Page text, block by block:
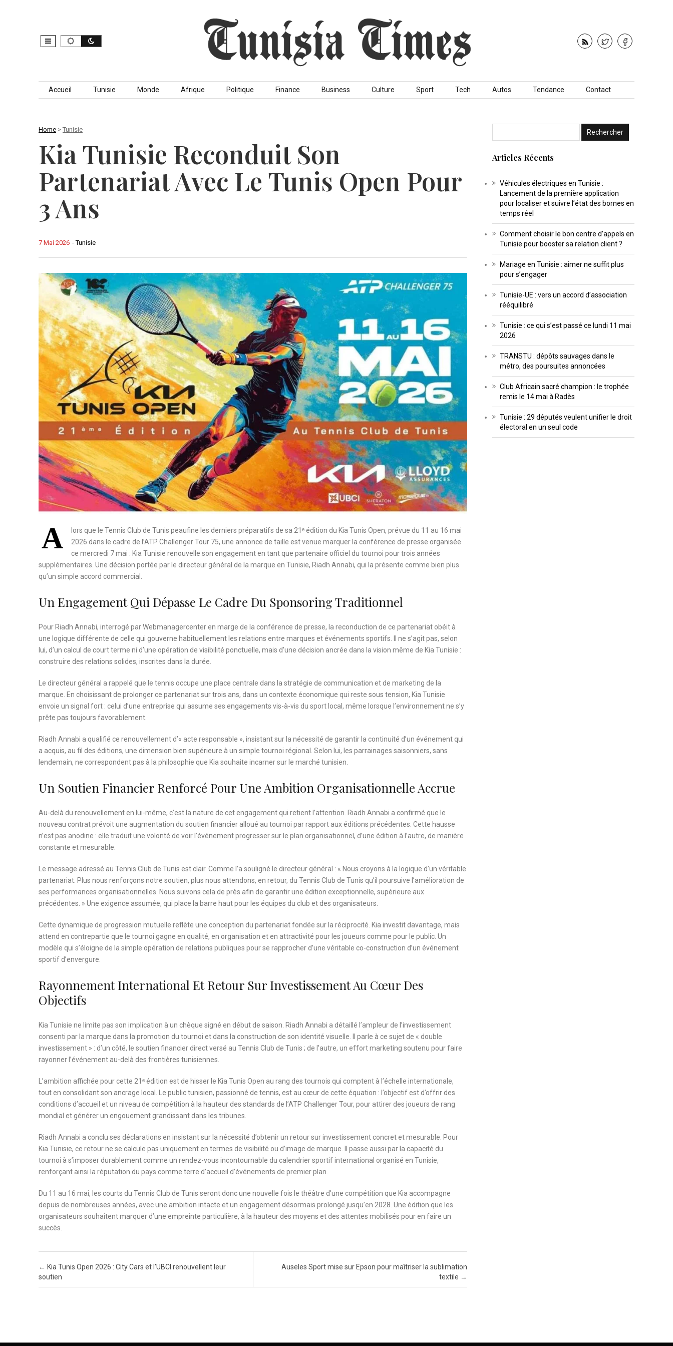
Skip to content
Accueil Tunisie Monde Afrique Politique Finance Business Culture Sport Tech Autos Tendance Contact
Home > Tunisie
Kia Tunisie Reconduit Son
Partenariat Avec Le Tunis Open Pour
3 Ans
-Tunisie
7 Mai 2026
A
lors que le Tennis Club de Tunis peaufine les derniers préparatifs de sa 21ᵉ édition du Kia Tunis Open, prévue du 11 au 16 mai
2026 dans le cadre de l’ATP Challenger Tour 75, une annonce de taille est venue marquer la conférence de presse organisée
ce mercredi 7 mai : Kia Tunisie renouvelle son engagement en tant que partenaire officiel du tournoi pour trois années
supplémentaires. Une décision portée par le directeur général de la marque en Tunisie, Riadh Annabi, qui la présente comme bien plus
qu’un simple accord commercial.
Un Engagement Qui Dépasse Le Cadre Du Sponsoring Traditionnel
Pour Riadh Annabi, interrogé par Webmanagercenter en marge de la conférence de presse, la reconduction de ce partenariat obéit à
une logique différente de celle qui gouverne habituellement les relations entre marques et événements sportifs. Il ne s’agit pas, selon
lui, d’un calcul de court terme ni d’une opération de visibilité ponctuelle, mais d’une décision ancrée dans la vision même de Kia Tunisie :
construire des relations solides, inscrites dans la durée.
Le directeur général a rappelé que le tennis occupe une place centrale dans la stratégie de communication et de marketing de la
marque. En choisissant de prolonger ce partenariat sur trois ans, dans un contexte économique qui reste sous tension, Kia Tunisie
envoie un signal fort : celui d’une entreprise qui assume ses engagements vis-à-vis du sport local, même lorsque l’environnement ne s’y
prête pas toujours favorablement.
Riadh Annabi a qualifié ce renouvellement d’« acte responsable », insistant sur la nécessité de garantir la continuité d’un événement qui
a acquis, au fil des éditions, une dimension bien supérieure à un simple tournoi régional. Selon lui, les parrainages saisonniers, sans
lendemain, ne correspondent pas à la philosophie que Kia souhaite incarner sur le marché tunisien.
Un Soutien Financier Renforcé Pour Une Ambition Organisationnelle Accrue
Au-delà du renouvellement en lui-même, c’est la nature de cet engagement qui retient l’attention. Riadh Annabi a confirmé que le
nouveau contrat prévoit une augmentation du soutien financier alloué au tournoi par rapport aux éditions précédentes. Cette hausse
n’est pas anodine : elle traduit une volonté de voir l’événement progresser sur le plan organisationnel, d’une édition à l’autre, de manière
constante et mesurable.
Le message adressé au Tennis Club de Tunis est clair. Comme l’a souligné le directeur général : « Nous croyons à la logique d’un véritable
partenariat. Plus nous renforçons notre soutien, plus nous attendons, en retour, du Tennis Club de Tunis qu’il poursuive l’amélioration de
ses performances organisationnelles. Nous suivons cela de près afin de garantir une édition exceptionnelle, supérieure aux
précédentes. » Une exigence assumée, qui place la barre haut pour les équipes du club et des organisateurs.
Cette dynamique de progression mutuelle reflète une conception du partenariat fondée sur la réciprocité. Kia investit davantage, mais
attend en contrepartie que le tournoi gagne en qualité, en organisation et en attractivité pour les joueurs comme pour le public. Un
modèle qui s’éloigne de la simple opération de relations publiques pour se rapprocher d’une véritable co-construction d’un événement
sportif d’envergure.
Rayonnement International Et Retour Sur Investissement Au Cœur Des
Objectifs
Kia Tunisie ne limite pas son implication à un chèque signé en début de saison. Riadh Annabi a détaillé l’ampleur de l’investissement
consenti par la marque dans la promotion du tournoi et dans la construction de son identité visuelle. Il parle à ce sujet de « double
investissement » : d’un côté, le soutien financier direct versé au Tennis Club de Tunis ; de l’autre, un effort marketing soutenu pour faire
rayonner l’événement au-delà des frontières tunisiennes.
L’ambition affichée pour cette 21ᵉ édition est de hisser le Kia Tunis Open au rang des tournois qui comptent à l’échelle internationale,
tout en consolidant son ancrage local. Le public tunisien, passionné de tennis, est au cœur de cette équation : l’objectif est d’offrir des
conditions d’accueil et un niveau de compétition à la hauteur des standards de l’ATP Challenger Tour, pour attirer des joueurs de rang
mondial et générer un engouement grandissant dans les tribunes.
Riadh Annabi a conclu ses déclarations en insistant sur la nécessité d’obtenir un retour sur investissement concret et mesurable. Pour
Kia Tunisie, ce retour ne se calcule pas uniquement en termes de visibilité ou d’image de marque. Il passe aussi par la capacité du
tournoi à s’imposer durablement comme un rendez-vous incontournable du calendrier sportif international organisé en Tunisie,
renforçant ainsi la réputation du pays comme terre d’accueil d’événements de premier plan.
Du 11 au 16 mai, les courts du Tennis Club de Tunis seront donc une nouvelle fois le théâtre d’une compétition que Kia accompagne
depuis de nombreuses années, avec une ambition intacte et un engagement désormais prolongé jusqu’en 2028. Une édition que les
organisateurs souhaitent marquer d’une empreinte particulière, à la hauteur des moyens et des attentes mobilisés pour en faire un
succès.
Post navigation
← Kia Tunis Open 2026 : City Cars et l’UBCI renouvellent leur
soutien
Auseles Sport mise sur Epson pour maîtriser la sublimation
textile →
Articles Récents
Véhicules électriques en Tunisie :
Lancement de la première application
pour localiser et suivre l’état des bornes en
temps réel
Comment choisir le bon centre d’appels en
Tunisie pour booster sa relation client ?
Mariage en Tunisie : aimer ne suffit plus
pour s’engager
Tunisie-UE : vers un accord d’association
rééquilibré
Tunisie : ce qui s’est passé ce lundi 11 mai
2026
TRANSTU : dépôts sauvages dans le
métro, des poursuites annoncées
Club Africain sacré champion : le trophée
remis le 14 mai à Radès
Tunisie : 29 députés veulent unifier le droit
électoral en un seul code